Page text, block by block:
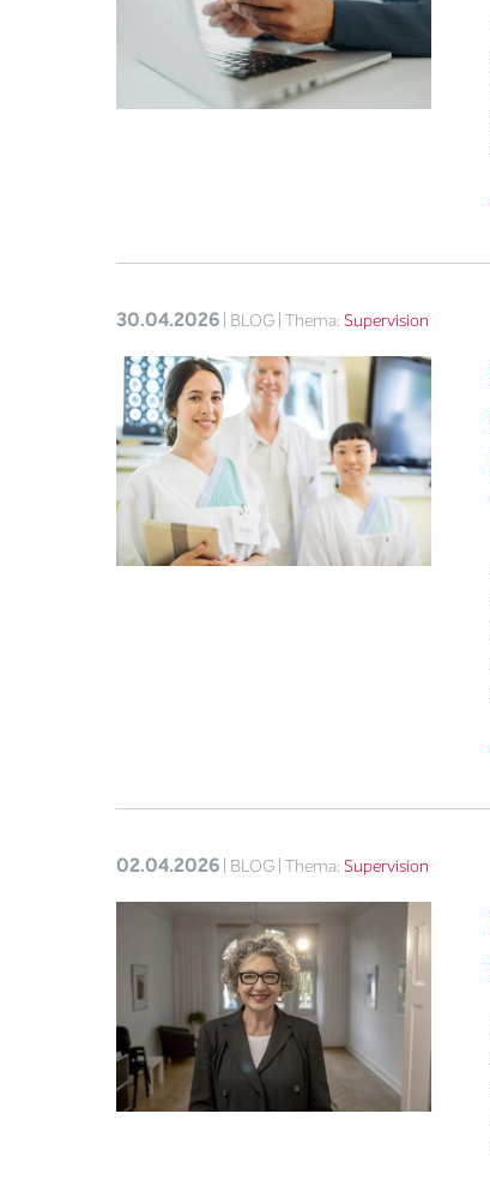
30.04.2026 | BLOG | Thema: Supervision
02.04.2026 | BLOG | Thema: Supervision